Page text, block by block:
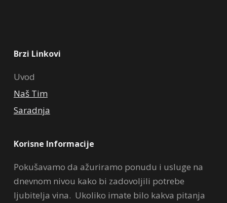
Brzi Linkovi
Uvod
Naš Tim
Saradnja
Korisne Informacije
Pokušavamo da ažuriramo ponudu i usluge na
dnevnom nivou kako bi zadovoljili potrebe
ljubitelja vina. Ukoliko imate bilo kakva pitanja